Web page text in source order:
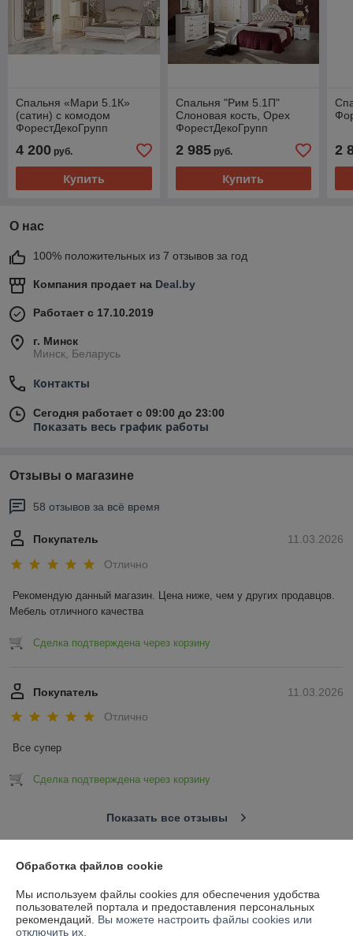
Спальня «Мари 5.1К»
(сатин) с комодом
ФорестДекоГрупп
4 200 руб.
Купить
Спальня "Рим 5.1П"
Слоновая кость, Орех
ФорестДекоГрупп
2 985руб.
Купить
2
О нас
100% положительных из 7 отзывов за год
Компания продает на Deal.by
Работает с 17.10.2019
г. Минск
Минск, Беларусь
Контакты
Сегодня работает с 09:00 до 23:00
Показать весь график работы
Отзывы о магазине
58 отзывов за всё время
11.03.2026
Покупатель
Отлично
Рекомендую данный магазин. Цена ниже, чем у других продавцов.
Мебель отличного качества
Сделка подтверждена через корзину
11.03.2026
Покупатель
Отлично
Все супер
Сделка подтверждена через корзину
Показать все отзывы
О нас
Контакты
Обработка файлов cookie
Мы используем файлы cookies для обеспечения удобства
пользователей портала и предоставления персональных
рекомендаций. Вы можете настроить файлы cookies или
отключить их.